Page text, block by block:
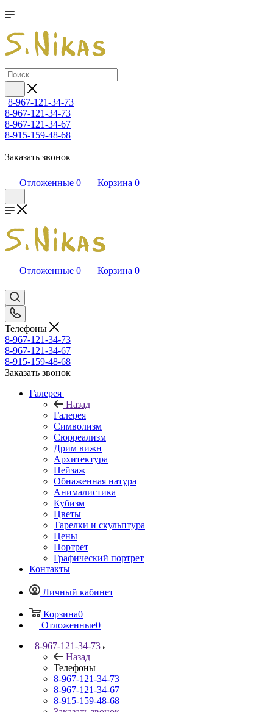
8-967-121-34-73
8-967-121-34-73
8-967-121-34-67
8-915-159-48-68
Заказать звонок
Отложенные 0 Корзина 0
Отложенные 0 Корзина 0
Телефоны
8-967-121-34-73
8-967-121-34-67
8-915-159-48-68
Заказать звонок
Галерея
Назад
Галерея
Символизм
Сюрреализм
Дрим вижн
Архитектура
Пейзаж
Обнаженная натура
Анималистика
Кубизм
Цветы
Тарелки и скульптура
Цены
Портрет
Графический портрет
Контакты
Личный кабинет
Корзина0
Отложенные0
8-967-121-34-73
Назад
Телефоны
8-967-121-34-73
8-967-121-34-67
8-915-159-48-68